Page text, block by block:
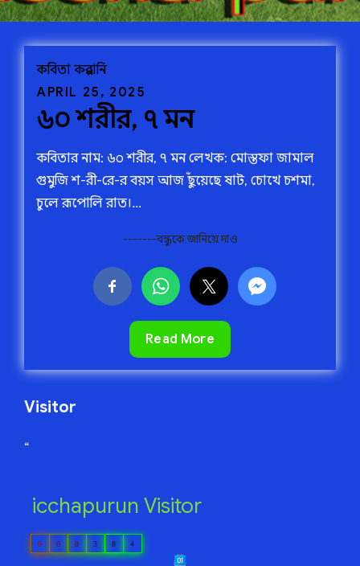
কবিতা কল্পরানি
Posted
on
APRIL 25, 2025
৬০ শরীর, ৭ মন
কবিতার নাম: ৬০ শরীর, ৭ মন লেখক: মোস্তফা জামাল
গুমুজি শ-রী-রে-র বয়স আজ ছুঁয়েছে ষাট, চোখে চশমা,
চুলে রূপোলি রাত।…
-------বন্ধুকে জানিয়ে দাও
৬০
শরীর,
৭
Read More
Visitor
“
icchapurun Visitor
0 0 8 3 8 4